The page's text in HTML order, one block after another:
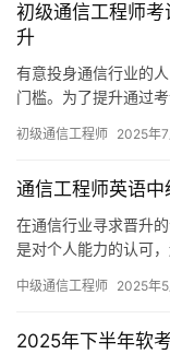
初级通信工程师
升
有意投身通信行业的
门槛。为了提升通过
初级通信工程师 2025年7
通信工程师英语
在通信行业寻求晋升
是对个人能力的认可
述。
中级通信工程师 2025年5
2025年下半年软